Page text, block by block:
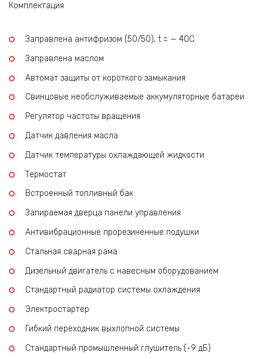
Комплектация
Заправлена антифризом (50/50), t = — 40C
Заправлена маслом
Автомат защиты от короткого замыкания
Свинцовые необслуживаемые аккумуляторные батареи
Регулятор частоты вращения
Датчик давления масла
Датчик температуры охлаждающей жидкости
Термостат
Встроенный топливный бак
Запираемая дверца панели управления
Антивибрационные прорезиненные подушки
Стальная сварная рама
Дизельный двигатель с навесным оборудованием
Стандартный радиатор системы охлаждения
Электростартер
Гибкий переходник выхлопной системы
Стандартный промышленный глушитель (-9 дБ)